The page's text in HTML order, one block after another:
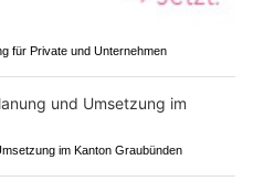
für Private und Unternehmen
im Kanton Graubünden